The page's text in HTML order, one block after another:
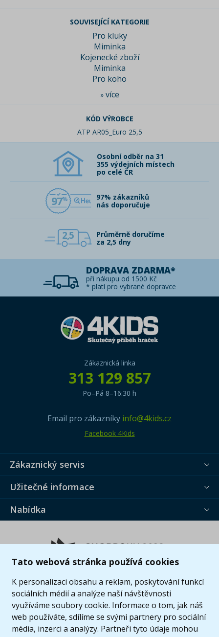
Tato webová stránka používá cookies
K personalizaci obsahu a reklam, poskytování funkcí
sociálních médií a analýze naší návštěvnosti
využíváme soubory cookie. Informace o tom, jak náš
web používáte, sdílíme se svými partnery pro sociální
média, inzerci a analýzy. Partneři tyto údaje mohou
SOUVISEJÍCÍ KATEGORIE
Pro kluky
Miminka
Kojenecké zboží
Miminka
Pro koho
» více
KÓD VÝROBCE
ATP AR05_Euro 25,5
Osobní odběr na 31
355 výdejních místech
po celé ČR
97
97% zákazníků
nás doporučuje
2,5
Průměrně doručíme
za 2,5 dny
DOPRAVA ZDARMA*
při nákupu od 1500 Kč
* platí pro vybrané dopravce
Zákaznická linka
313 129 857
Po–Pá 8–16:30 h
Email pro zákazníky info@4kids.cz
Facebook 4Kids
Zákaznický servis
Užitečné informace
Nabídka